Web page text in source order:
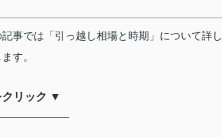
事では「引っ越し相場と時期」について詳し
す。
クリック ▼